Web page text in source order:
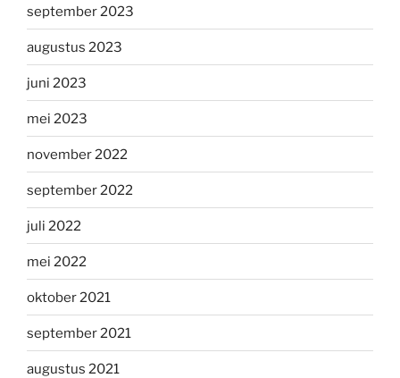
september 2023
augustus 2023
juni 2023
mei 2023
november 2022
september 2022
juli 2022
mei 2022
oktober 2021
september 2021
augustus 2021